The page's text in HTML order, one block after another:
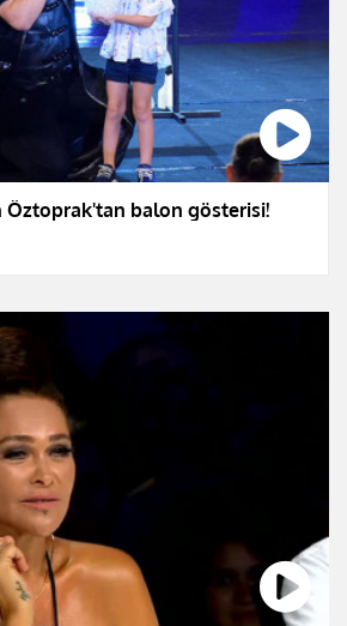
Öztoprak'tan balon gösterisi!